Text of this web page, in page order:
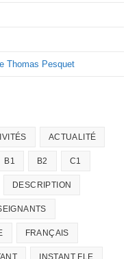
Thomas Pesquet
ACTUALITÉ
B1 B2 C1
DESCRIPTION
FRANÇAIS
INSTANT FLE